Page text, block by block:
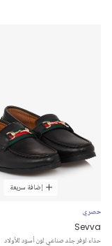
إضافة سريعة
حصري
Sevva
حذاء لوفر جلد صناعي لون أسود للأولاد